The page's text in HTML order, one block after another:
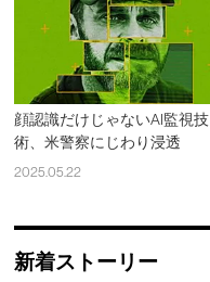
顔認識だけじゃないAI監視技
術、米警察にじわり浸透
2025.05.22
新着ストーリー